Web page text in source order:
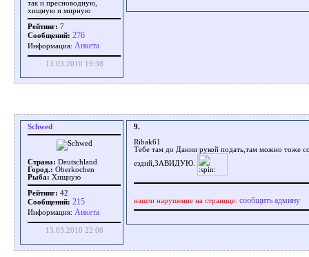
так и пресноводную,
хищную и мирную
Рейтинг: 7
Сообщений: 276
Информация: Aнкета
13.03.2010 19:38
Schwed
Страна: Deutschland
Город.: Oberkochen
Рыба: Хищную
Рейтинг: 42
Сообщений: 215
Информация: Aнкета
13.03.2010 22:06
9.
Ribak61
Тебе там до Дании рукой подать,там можно тоже
ездий,ЗАВИДУЮ.
нашли нарушение на странице: сообщить админу